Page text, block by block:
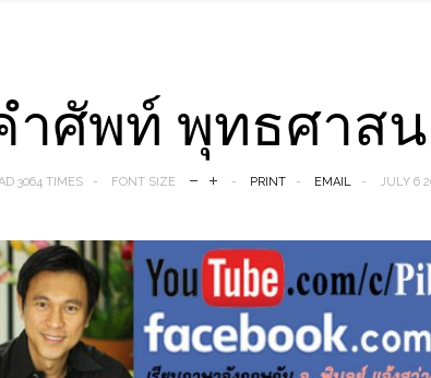
ำศัพท์ พุทธศาส
3064 TIMES FONT SIZE PRINT EMAIL JULY 6